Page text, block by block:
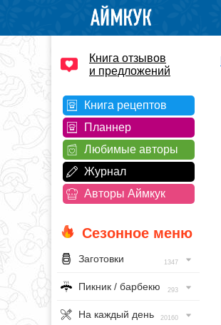
Книга отзывов
и предложений
Книга рецептов
Планнер
Любимые авторы
Журнал
Авторы Аймкук
Сезонное меню
Заготовки 1347
Пикник / барбекю 293
На каждый день 20160